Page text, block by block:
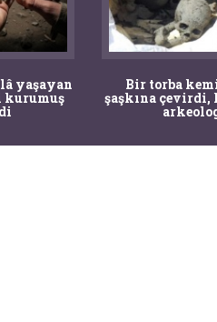
yaşayan
kurumuş
Bir torba
şaşkına çevirdi,